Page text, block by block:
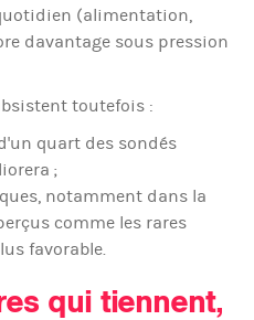
(alimentation,
davantage sous pression
toutefois :
quart des sondés
;
notamment dans la
comme les rares
favorable.
qui tiennent,